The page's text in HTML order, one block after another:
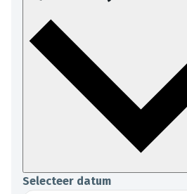
Selecteer datum